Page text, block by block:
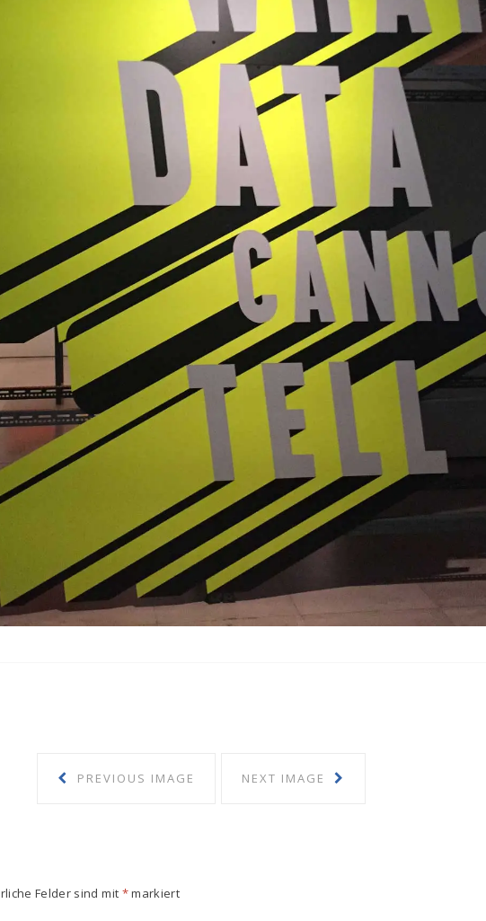
PREVIOUS IMAGE NEXT IMAGE
Felder sind mit *markiert